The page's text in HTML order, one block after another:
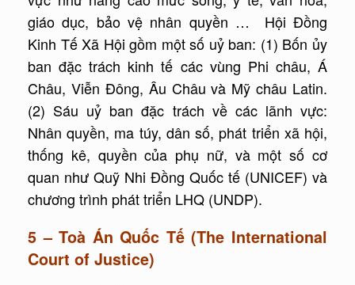
giáo dục, bảo vệ nhân quyền … Hội Đồng
Kinh Tế Xã Hội gồm một số uỷ ban: (1) Bốn ủy
ban đặc trách kinh tế các vùng Phi châu, Á
Châu, Viễn Đông, Âu Châu và Mỹ châu Latin.
(2) Sáu uỷ ban đặc trách về các lãnh vực:
Nhân quyền, ma túy, dân số, phát triển xã hội,
thống kê, quyền của phụ nữ, và một số cơ
quan như Quỹ Nhi Đồng Quốc tế (UNICEF) và
chương trình phát triển LHQ (UNDP).
5 – Toà Án Quốc Tế (The International
Court of Justice)